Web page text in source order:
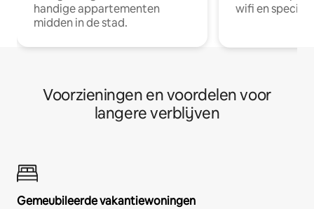
handige appartementen
midden in de stad.
wifi en
Voorzieningen en voordelen voor
langere verblijven
Gemeubileerde vakantiewoningen